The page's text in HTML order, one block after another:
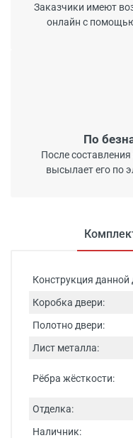
Заказчики имеют
онлайн с
По
После
высылает его по
Конструкция данной
Коробка двери:
Полотно двери:
Лист металла:
Рёбра жёсткости:
Отделка:
Наличник: